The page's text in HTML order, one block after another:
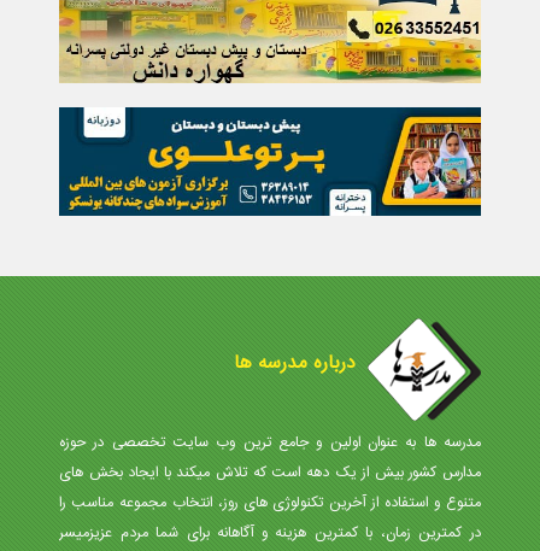
درباره مدرسه ها
مدرسه ها به عنوان اولین و جامع ترین وب سایت تخصصی در حوزه
مدارس کشور بیش از یک دهه است که تلاش میکند با ایجاد بخش های
متنوع و استفاده از آخرین تکنولوژی های روز، انتخاب مجموعه مناسب را
در کمترین زمان، با کمترین هزینه و آگاهانه برای شما مردم عزیزمیسر